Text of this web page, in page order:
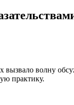
вызвало волну
практику.